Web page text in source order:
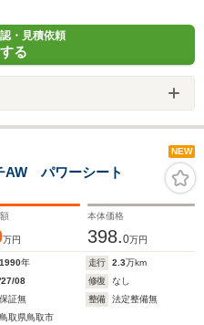
・見積依頼
る
NEW
パワーシート
万円
本体価格
398.0万円
1990年 走行 2.3万km
'27/08 修復
なし
保証無 整備
法定整備無
鳥取県鳥取市